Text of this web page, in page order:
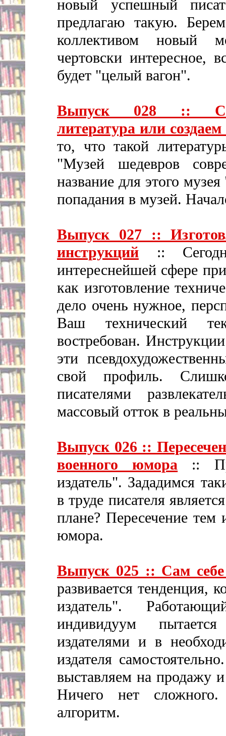
новый успешный
предлагаю такую.
коллективом новый
чертовски интересное,
будет "целый вагон".
Выпуск 028 ::
литература или
то, что такой
"Музей шедевров
название для этого
попадания в музей.
Выпуск 027 ::
инструкций ::
интереснейшей сфере
как изготовление
дело очень нужное,
Ваш технический
востребован.
эти
свой профиль.
писателями
массовый отток в
Выпуск 026 ::
военного юмора ::
издатель". Зададимся
в труде писателя
плане? Пересечение тем
юмора.
Выпуск 025 :: Сам себе
развивается тенденция,
издатель".
индивидуум
издателями и в
издателя
выставляем на продажу
Ничего нет
алгоритм.